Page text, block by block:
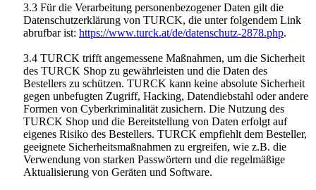
3.3 Für die Verarbeitung personenbezogener Daten gilt die
Datenschutzerklärung von TURCK, die unter folgendem Link
abrufbar ist: https://www.turck.at/de/datenschutz-2878.php.
3.4 TURCK trifft angemessene Maßnahmen, um die Sicherheit
des TURCK Shop zu gewährleisten und die Daten des
Bestellers zu schützen. TURCK kann keine absolute Sicherheit
gegen unbefugten Zugriff, Hacking, Datendiebstahl oder andere
Formen von Cyberkriminalität zusichern. Die Nutzung des
TURCK Shop und die Bereitstellung von Daten erfolgt auf
eigenes Risiko des Bestellers. TURCK empfiehlt dem Besteller,
geeignete Sicherheitsmaßnahmen zu ergreifen, wie z.B. die
Verwendung von starken Passwörtern und die regelmäßige
Aktualisierung von Geräten und Software.